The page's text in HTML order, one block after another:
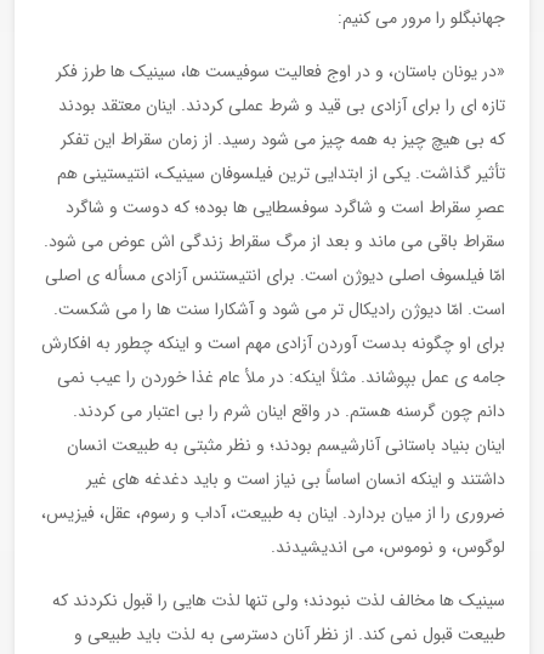
جهانبگلو را مرور می کنیم:
«در یونان باستان، و در اوج فعالیت سوفیست ها، سینیک ها طرز فکر
تازه ای را برای آزادی بی قید و شرط عملی کردند. اینان معتقد بودند
که بی هیچ چیز به همه چیز می شود رسید. از زمان سقراط این تفکر
تأثیر گذاشت. یکی از ابتدایی ترین فیلسوفان سینیک، انتیستینی هم
عصرِ سقراط است و شاگرد سوفسطایی ها بوده؛ که دوست و شاگرد
سقراط باقی می ماند و بعد از مرگ سقراط زندگی اش عوض می شود.
امّا فیلسوف اصلی دیوژن است. برای انتیستنس آزادی مسأله ی اصلی
است. امّا دیوژن رادیکال تر می شود و آشکارا سنت ها را می شکست.
برای او چگونه بدست آوردن آزادی مهم است و اینکه چطور به افکارش
جامه ی عمل بپوشاند. مثلاً اینکه: در ملأ عام غذا خوردن را عیب نمی
دانم چون گرسنه هستم. در واقع اینان شرم را بی اعتبار می کردند.
اینان بنیاد باستانی آنارشیسم بودند؛ و نظر مثبتی به طبیعت انسان
داشتند و اینکه انسان اساساً بی نیاز است و باید دغدغه های غیر
ضروری را از میان بردارد. اینان به طبیعت، آداب و رسوم، عقل، فیزیس،
لوگوس، و نوموس، می اندیشیدند.
سینیک ها مخالف لذت نبودند؛ ولی تنها لذت هایی را قبول نکردند که
طبیعت قبول نمی کند. از نظر آنان دسترسی به لذت باید طبیعی و